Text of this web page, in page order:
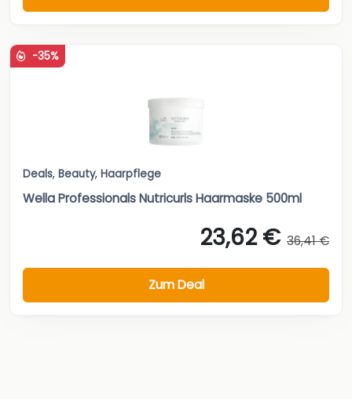
-35%
Deals, Beauty, Haarpflege
Wella Professionals Nutricurls Haarmaske 500ml
23,62 € 36,41 €
Zum Deal